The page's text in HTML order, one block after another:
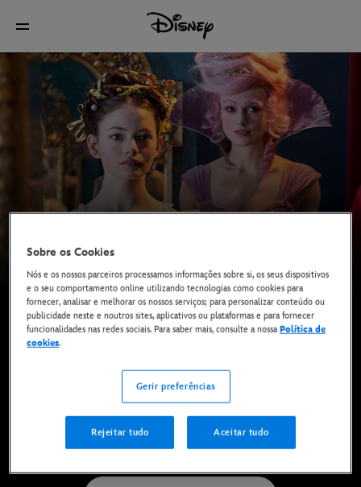
Disponível agora no Disney+*, em DVD, Blu-Ray e
para compra digital
VÊ NO DISNEY+
Sobre os Cookies
Nós e os nossos parceiros processamos informações sobre si, os seus dispositivos
e o seu comportamento online utilizando tecnologias como cookies para
fornecer, analisar e melhorar os nossos serviços; para personalizar conteúdo ou
publicidade neste e noutros sites, aplicativos ou plataformas e para fornecer
funcionalidades nas redes sociais. Para saber mais, consulte a nossaPolítica de
cookies.
Gerir preferências
Rejeitar tudo Aceitar tudo